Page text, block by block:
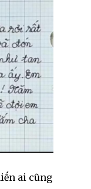
ai cũng